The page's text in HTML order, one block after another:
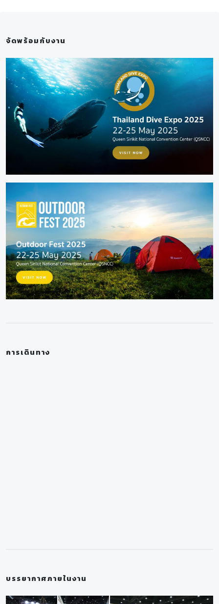
จัดพร้อมกับงาน
การเดินทาง
บรรยากาศภายในงาน